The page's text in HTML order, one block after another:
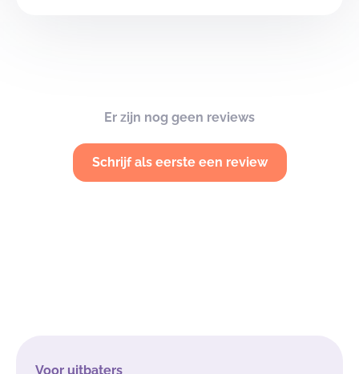
Er zijn nog geen reviews
Schrijf als eerste een review
Voor uitbaters